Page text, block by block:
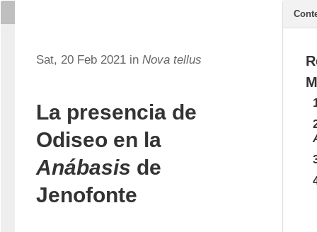
Sat, 20 Feb 2021 in Nova tellus
La presencia de
Odiseo en la
Anábasis de
Jenofonte